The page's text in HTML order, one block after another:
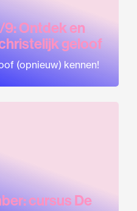
Ontdek en
geloof
(opnieuw) kennen!
cursus De